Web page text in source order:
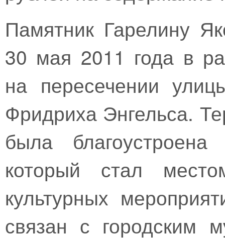
Памятник Гарелину
30 мая 2011 года в
на пересечении
Фридриха Энгельса.
была
который стал
культурных
связан с городским